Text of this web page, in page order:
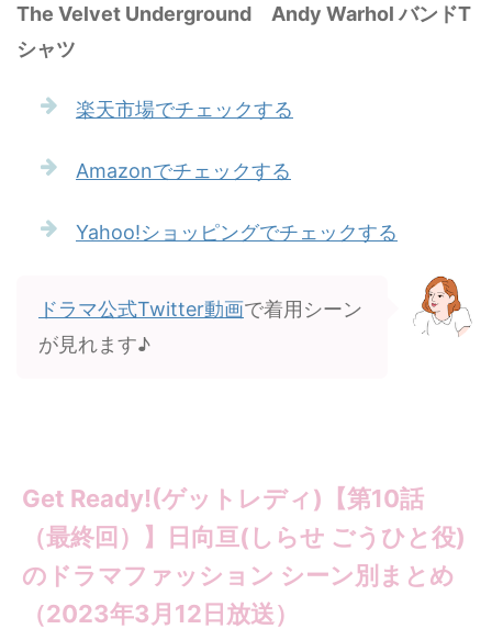
The Velvet Underground Andy Warhol バンドT
シャツ
楽天市場でチェックする
Amazonでチェックする
Yahoo!ショッピングでチェックする
ドラマ公式Twitter動画で着用シーン
が見れます♪
Get Ready!(ゲットレディ)【第10話
（最終回）】日向亘(しらせ ごうひと役)
のドラマファッション シーン別まとめ
（2023年3月12日放送）